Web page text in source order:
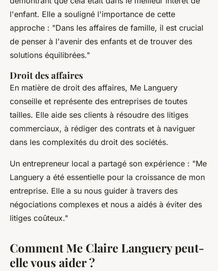
l'enfant. Elle a souligné l'importance de cette
approche : "Dans les affaires de famille, il est crucial
de penser à l'avenir des enfants et de trouver des
solutions équilibrées."
Droit des affaires
En matière de droit des affaires, Me Languery
conseille et représente des entreprises de toutes
tailles. Elle aide ses clients à résoudre des litiges
commerciaux, à rédiger des contrats et à naviguer
dans les complexités du droit des sociétés.
Un entrepreneur local a partagé son expérience : "Me
Languery a été essentielle pour la croissance de mon
entreprise. Elle a su nous guider à travers des
négociations complexes et nous a aidés à éviter des
litiges coûteux."
Comment Me Claire Languery peut-
elle vous aider ?